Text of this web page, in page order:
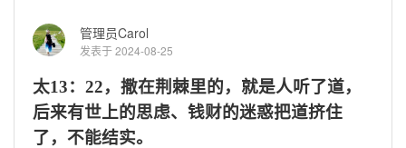
管理员Carol
发表于 2024-08-25
太13： 22，撒在荆棘里的，就是人听了道，
后来有世上的思虑、钱财的迷惑把道挤住
了，不能结实。